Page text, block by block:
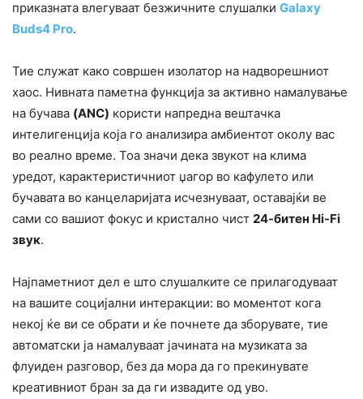
приказната влегуваат безжичните слушалки Galaxy
Buds4 Pro.
Тие служат како совршен изолатор на надворешниот
хаос. Нивната паметна функција за активно намалување
на бучава (ANC) користи напредна вештачка
интелигенција која го анализира амбиентот околу вас
во реално време. Тоа значи дека звукот на клима
уредот, карактеристичниот џагор во кафулето или
бучавата во канцеларијата исчезнуваат, оставајќи ве
сами со вашиот фокус и кристално чист 24-битен Hi-Fi
звук.
Најпаметниот дел е што слушалките се прилагодуваат
на вашите социјални интеракции: во моментот кога
некој ќе ви се обрати и ќе почнете да зборувате, тие
автоматски ја намалуваат јачината на музиката за
флуиден разговор, без да мора да го прекинувате
креативниот бран за да ги извадите од уво.